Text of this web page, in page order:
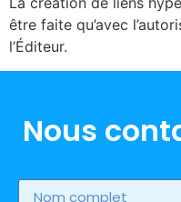
être faite qu’avec
l’Éditeur.
Nous